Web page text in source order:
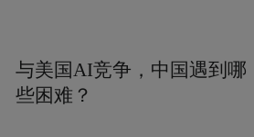
与美国AI竞争，中国遇到哪
些困难？